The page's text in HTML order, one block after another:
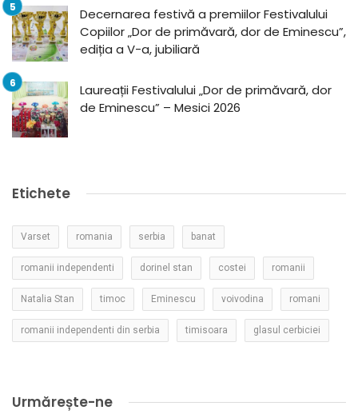
Decernarea festivă a premiilor Festivalului
Copiilor „Dor de primăvară, dor de Eminescu”,
ediția a V-a, jubiliară
Laureații Festivalului „Dor de primăvară, dor
de Eminescu” – Mesici 2026
Etichete
Varset romania serbia banat
romanii independenti dorinel stan costei romanii
Natalia Stan timoc Eminescu voivodina romani
romanii independenti din serbia timisoara glasul cerbiciei
Urmărește-ne